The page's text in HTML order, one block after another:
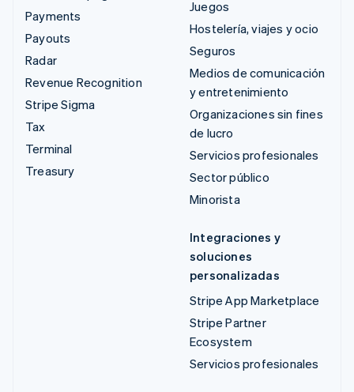
Payments
Payouts
Radar
Revenue Recognition
Stripe Sigma
Tax
Terminal
Treasury
Juegos
Hostelería, viajes y ocio
Seguros
Medios de comunicación
y entretenimiento
Organizaciones sin fines
de lucro
Servicios profesionales
Sector público
Minorista
Integraciones y
soluciones
personalizadas
Stripe App Marketplace
Stripe Partner
Ecosystem
Servicios profesionales